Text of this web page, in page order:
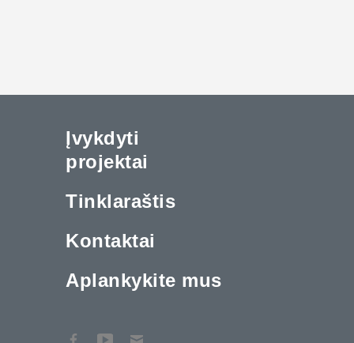
Įvykdyti
projektai
Tinklaraštis
Kontaktai
Aplankykite mus